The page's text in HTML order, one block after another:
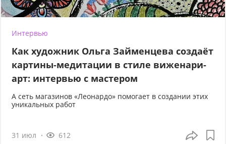
Интервью
Как художник Ольга Займенцева создаёт
картины-медитации в стиле виженари-
арт: интервью с мастером
А сеть магазинов «Леонардо» помогает в создании этих
уникальных работ
31 июл 612